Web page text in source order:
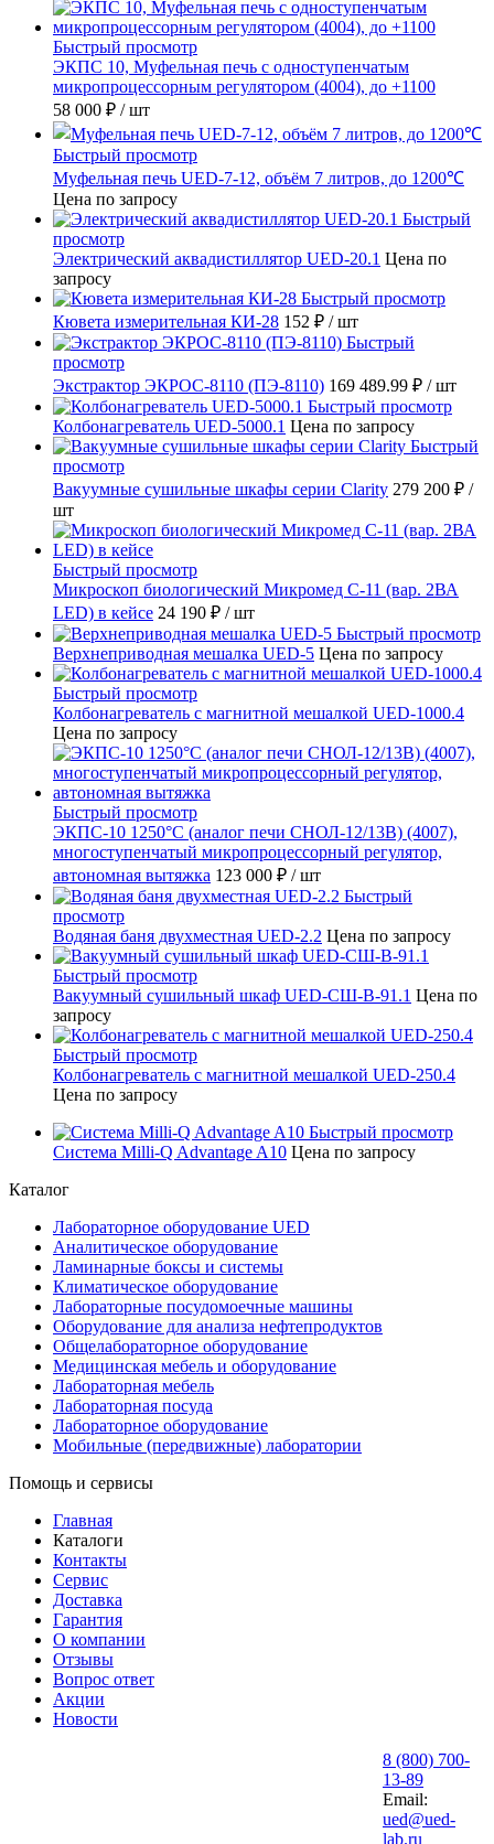
Быстрый просмотр
ЭКПС 10, Муфельная печь с одноступенчатым
микропроцессорным регулятором (4004), до +1100
58 000 ₽ / шт
Быстрый просмотр
Муфельная печь UED-7-12, объём 7 литров, до 1200℃
Цена по запросу
Быстрый
просмотр
Электрический аквадистиллятор UED-20.1 Цена по
запросу
Быстрый просмотр
Кювета измерительная КИ-28 152 ₽ / шт
Быстрый
просмотр
Экстрактор ЭКРОС-8110 (ПЭ-8110) 169 489.99 ₽ / шт
Быстрый просмотр
Колбонагреватель UED-5000.1 Цена по запросу
Быстрый
просмотр
Вакуумные сушильные шкафы серии Clarity 279 200 ₽ /
шт
Быстрый просмотр
Микроскоп биологический Микромед С-11 (вар. 2ВА
LED) в кейсе 24 190 ₽ / шт
Быстрый просмотр
Верхнеприводная мешалка UED-5 Цена по запросу
Быстрый просмотр
Колбонагреватель с магнитной мешалкой UED-1000.4
Цена по запросу
Быстрый просмотр
ЭКПС-10 1250°С (аналог печи СНОЛ-12/13В) (4007),
многоступенчатый микропроцессорный регулятор,
автономная вытяжка 123 000 ₽ / шт
Быстрый
просмотр
Водяная баня двухместная UED-2.2 Цена по запросу
Быстрый просмотр
Вакуумный сушильный шкаф UED-СШ-В-91.1 Цена по
запросу
Быстрый просмотр
Колбонагреватель с магнитной мешалкой UED-250.4
Цена по запросу
Быстрый просмотр
Система Milli-Q Advantage A10 Цена по запросу
Каталог
Лабораторное оборудование UED
Аналитическое оборудование
Ламинарные боксы и системы
Климатическое оборудование
Лабораторные посудомоечные машины
Оборудование для анализа нефтепродуктов
Общелабораторное оборудование
Медицинская мебель и оборудование
Лабораторная мебель
Лабораторная посуда
Лабораторное оборудование
Мобильные (передвижные) лаборатории
Помощь и сервисы
Главная
Каталоги
Контакты
Сервис
Доставка
Гарантия
О компании
Отзывы
Вопрос ответ
Акции
Новости
8 (800) 700-
13-89
Email:
ued@ued-
lab.ru